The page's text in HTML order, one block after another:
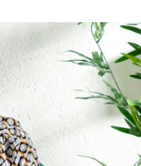
多合一套餐
Norton 360 Premium
Norton 360 Deluxe |
阶版
获取帮助
客户支持